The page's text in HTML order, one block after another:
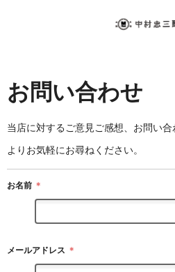
お問い合わせ
当店に対するご意見ご感想、お問い
よりお気軽にお尋ねください。
お名前 ＊
メールアドレス ＊